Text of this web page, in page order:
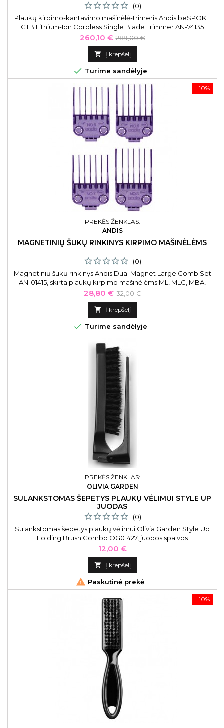
(0)
Plaukų kirpimo-kantavimo mašinėlė-trimeris Andis beSPOKE
CTB Lithium-Ion Cordless Single Blade Trimmer AN-74135
Kaina
260,10 € Bazinė
kaina
289,00 €
 Į krepšelį
 Turime sandėlyje
−10%
PREKĖS ŽENKLAS:
ANDIS
MAGNETINIŲ ŠUKŲ RINKINYS KIRPIMO MAŠINĖLĖMS
(0)
Magnetinių šukų rinkinys Andis Dual Magnet Large Comb Set
AN-01415, skirta plaukų kirpimo mašinėlėms ML, MLC, MBA,
MBX, MC2, MA1, RACA, PM1, PM2, PM3 ir PM4 4 vnt.
Kaina
28,80 € Bazinė
kaina
32,00 €
 Į krepšelį
 Turime sandėlyje
PREKĖS ŽENKLAS:
OLIVIA GARDEN
SULANKSTOMAS ŠEPETYS PLAUKŲ VĖLIMUI STYLE UP
JUODAS
(0)
Sulankstomas šepetys plaukų vėlimui Olivia Garden Style Up
Folding Brush Combo OG01427, juodos spalvos
Kaina
12,00 €
 Į krepšelį
 Paskutinė prekė
−10%